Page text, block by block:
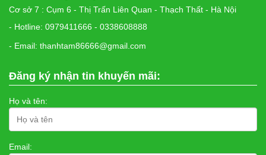
Cơ sở 7 : Cụm 6 - Thị Trấn Liên Quan - Thạch Thất - Hà Nội
- Hotline: 0979411666 - 0338608888
- Email: thanhtam86666@gmail.com
Đăng ký nhận tin khuyến mãi:
Họ và tên:
Email: